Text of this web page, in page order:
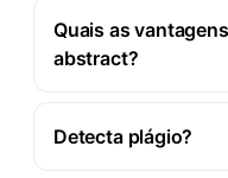
Quais as
abstract?
Detecta plágio?